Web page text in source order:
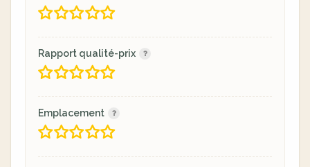
Rapport qualité-prix
Emplacement